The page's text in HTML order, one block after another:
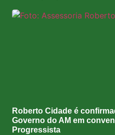
Roberto Cidade é
Governo do AM em
Progressista